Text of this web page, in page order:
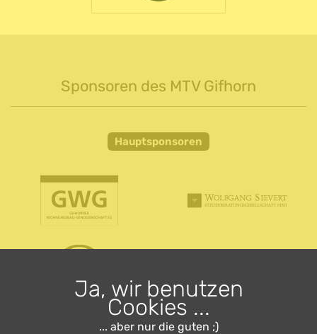
Sponsoren des MTV Gifhorn
Hauptsponsoren
Ja, wir benutzen
Cookies ...
... aber nur die guten ;)